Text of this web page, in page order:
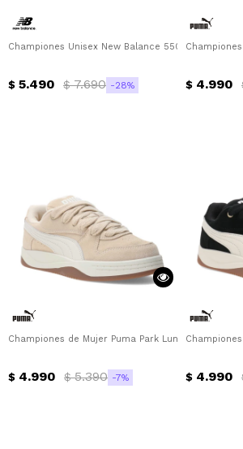
Championes Unisex New Balance 550 Urbano
$ 5.490 $ 7.690 28 $ 4.990
Championes de Mujer Puma Park Luna SD Puma -
$ 4.990 $ 5.390 7 $ 4.990